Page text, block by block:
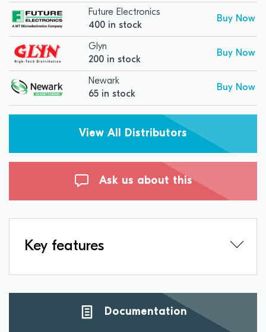
Future Electronics
400 in stock
Buy Now
Glyn
200 in stock
Buy Now
Newark
65 in stock
Buy Now
View All Distributors
Ask us about this
Key features
Documentation